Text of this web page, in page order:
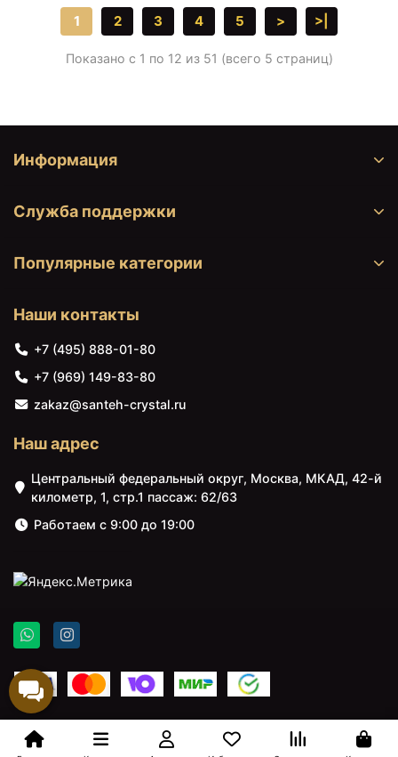
1 2 3 4 5 > >|
Показано с 1 по 12 из 51 (всего 5 страниц)
Информация
Служба поддержки
Популярные категории
Наши контакты
+7 (495) 888-01-80
+7 (969) 149-83-80
zakaz@santeh-crystal.ru
Наш адрес
Центральный федеральный округ, Москва, МКАД, 42-й
километр, 1, стр.1 пассаж: 62/63
Работаем с 9:00 до 19:00